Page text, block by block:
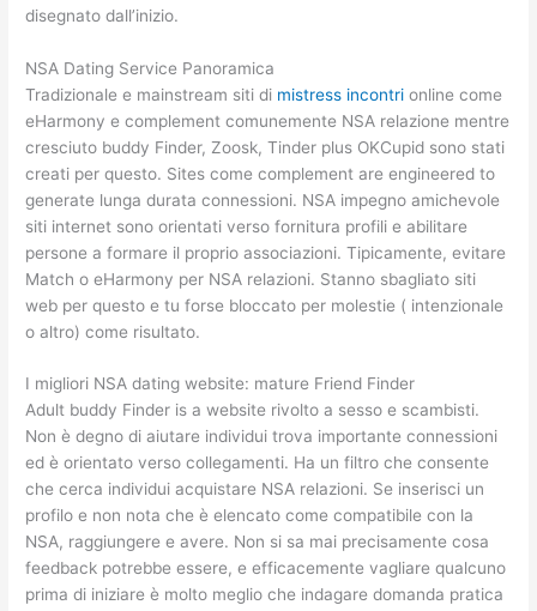
disegnato dall’inizio.
NSA Dating Service Panoramica
Tradizionale e mainstream siti di mistress incontri online come
eHarmony e complement comunemente NSA relazione mentre
cresciuto buddy Finder, Zoosk, Tinder plus OKCupid sono stati
creati per questo. Sites come complement are engineered to
generate lunga durata connessioni. NSA impegno amichevole
siti internet sono orientati verso fornitura profili e abilitare
persone a formare il proprio associazioni. Tipicamente, evitare
Match o eHarmony per NSA relazioni. Stanno sbagliato siti
web per questo e tu forse bloccato per molestie ( intenzionale
o altro) come risultato.
I migliori NSA dating website: mature Friend Finder
Adult buddy Finder is a website rivolto a sesso e scambisti.
Non è degno di aiutare individui trova importante connessioni
ed è orientato verso collegamenti. Ha un filtro che consente
che cerca individui acquistare NSA relazioni. Se inserisci un
profilo e non nota che è elencato come compatibile con la
NSA, raggiungere e avere. Non si sa mai precisamente cosa
feedback potrebbe essere, e efficacemente vagliare qualcuno
prima di iniziare è molto meglio che indagare domanda pratica